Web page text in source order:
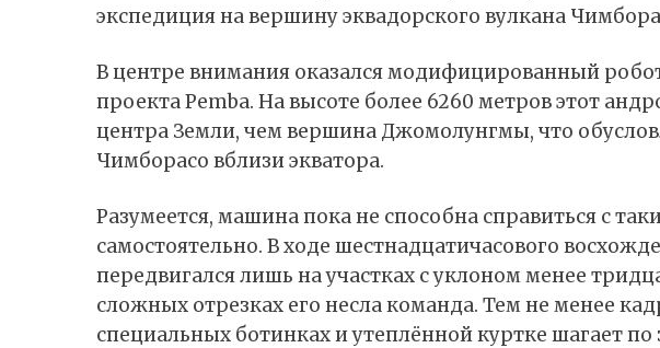
экспедиция на вершину эквадорского вулкана
В центре внимания оказалсямодифицированный
проекта Pemba. На высоте более 6260 метров этот
центра Земли, чем вершина Джомолунгмы, что
Чимборасо вблизи экватора.
Разумеется, машина пока не способна справиться с
самостоятельно. В ходе шестнадцатичасового
передвигался лишь на участках с уклоном менее
сложных отрезках его несла команда. Тем не менее
специальных ботинках и утеплённой куртке шагает